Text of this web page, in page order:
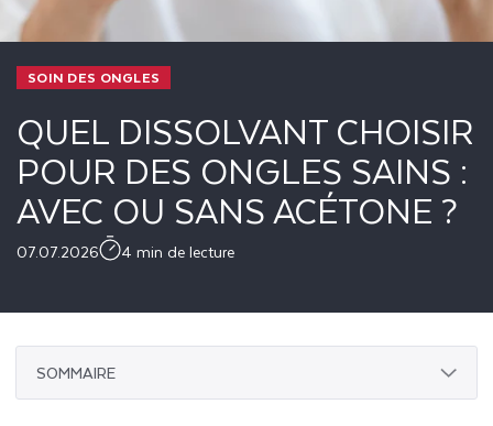
SOIN DES ONGLES
QUEL DISSOLVANT CHOISIR
POUR DES ONGLES SAINS :
AVEC OU SANS ACÉTONE ?
07.07.2026 4 min de lecture
SOMMAIRE